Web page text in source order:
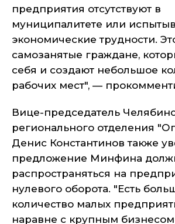
предприятия отсутствуют в
муниципалитете или
экономические трудности.
самозанятые граждане,
себя и создают небольшое
рабочих мест", —
Вице-председатель
регионального отделения
Денис Константинов также
предложение Минфина
распространяться на
нулевого оборота. "Есть
количество малых
наравне с крупным